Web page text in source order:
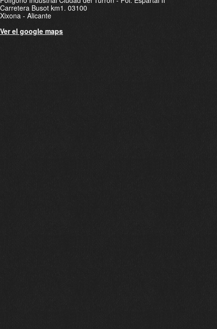
Carretera Busot km1. 03100
Xixona - Alicante
Ver el google maps